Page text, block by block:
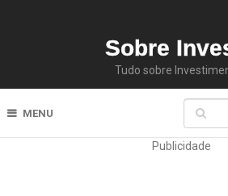
Sobre
Tudo sobre
MENU
Publicidade